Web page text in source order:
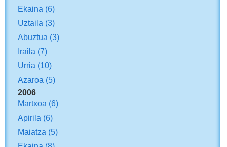
Ekaina (6)
Uztaila (3)
Abuztua (3)
Iraila (7)
Urria (10)
Azaroa (5)
2006
Martxoa (6)
Apirila (6)
Maiatza (5)